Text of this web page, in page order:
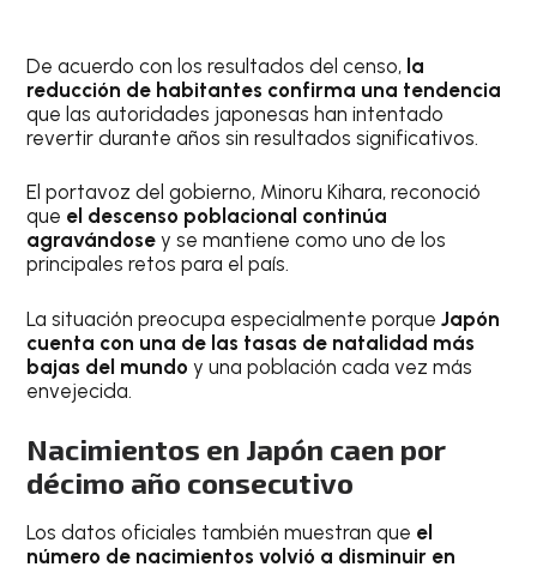
De acuerdo con los resultados del censo, la
reducción de habitantes confirma una tendencia
que las autoridades japonesas han intentado
revertir durante años sin resultados significativos.
El portavoz del gobierno, Minoru Kihara, reconoció
que el descenso poblacional continúa
agravándose y se mantiene como uno de los
principales retos para el país.
La situación preocupa especialmente porqueJapón
cuenta con una de las tasas de natalidad más
bajas del mundo y una población cada vez más
envejecida.
Nacimientos en Japón caen por
décimo año consecutivo
Los datos oficiales también muestran que el
número de nacimientos volvió a disminuir en